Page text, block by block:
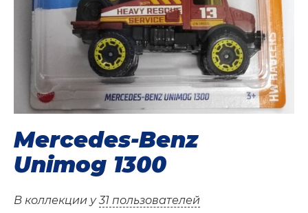
Mercedes-Benz
Unimog 1300
В коллекции у31 пользователей